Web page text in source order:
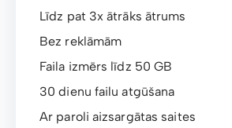
Līdz pat 3x ātrāks ātrums
Bez reklāmām
Faila izmērs līdz 50 GB
30 dienu failu atgūšana
Ar paroli aizsargātas saites